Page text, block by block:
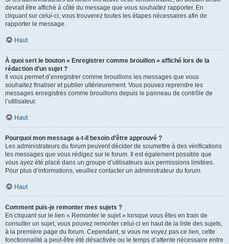
devrait être affiché à côté du message que vous souhaitez rapporter. En
cliquant sur celui-ci, vous trouverez toutes les étapes nécessaires afin de
rapporter le message.
Haut
À quoi sert le bouton « Enregistrer comme brouillon » affiché lors de la
rédaction d’un sujet ?
Il vous permet d’enregistrer comme brouillons les messages que vous
souhaitez finaliser et publier ultérieurement. Vous pouvez reprendre les
messages enregistrés comme brouillons depuis le panneau de contrôle de
l’utilisateur.
Haut
Pourquoi mon message a-t-il besoin d’être approuvé ?
Les administrateurs du forum peuvent décider de soumettre à des vérifications
les messages que vous rédigez sur le forum. Il est également possible que
vous ayez été placé dans un groupe d’utilisateurs aux permissions limitées.
Pour plus d’informations, veuillez contacter un administrateur du forum.
Haut
Comment puis-je remonter mes sujets ?
En cliquant sur le lien « Remonter le sujet » lorsque vous êtes en train de
consulter un sujet, vous pouvez remonter celui-ci en haut de la liste des sujets,
à la première page du forum. Cependant, si vous ne voyez pas ce lien, cette
fonctionnalité a peut-être été désactivée ou le temps d’attente nécessaire entre